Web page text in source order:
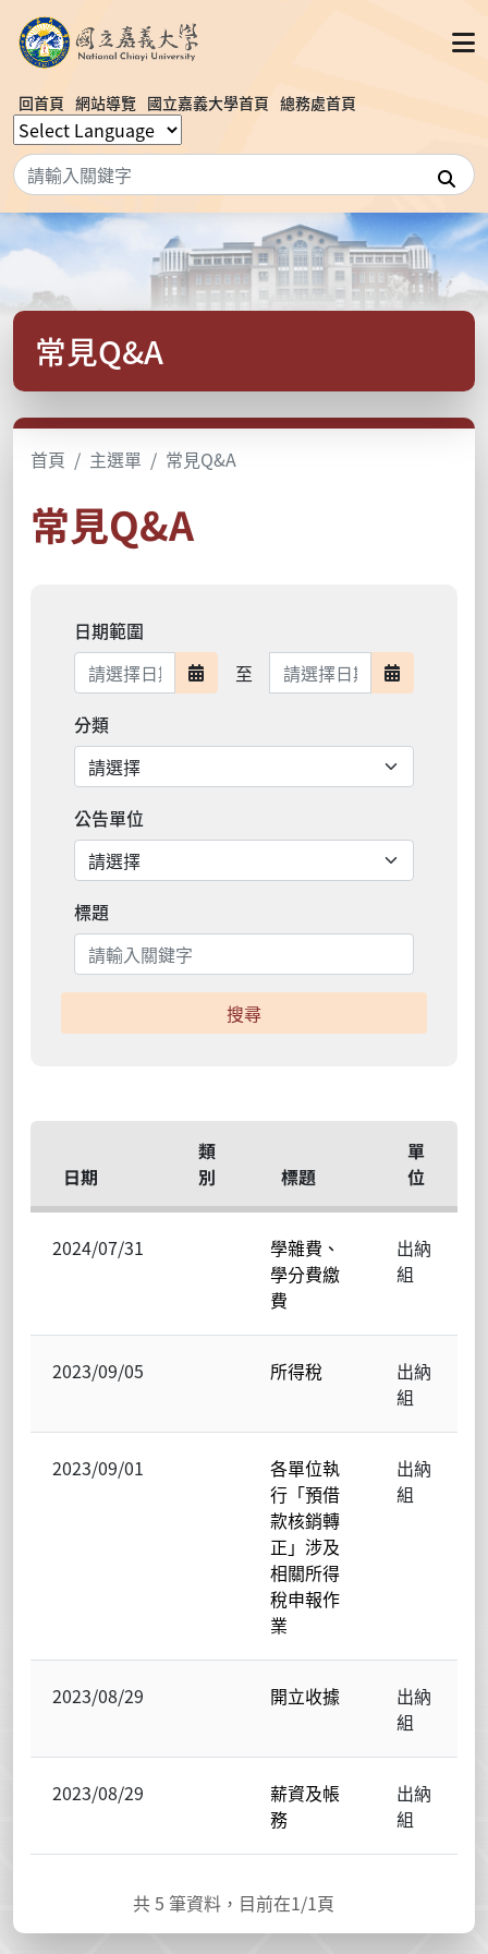
回首頁 網站導覽 國立嘉義大學首頁 總務處首頁
搜尋
常見Q&A
首頁 主選單 常見Q&A
常見Q&A
日期範圍
日期範圍開始
至 日期範圍結束 日期範圍
分類
公告單位
標題
搜尋
日期
類
別
標題
單
位
2024/07/31
學雜費、
學分費繳
費
出納
組
2023/09/05 所得稅
出納
組
2023/09/01
各單位執
行「預借
款核銷轉
正」涉及
相關所得
稅申報作
業
出納
組
2023/08/29 開立收據
出納
組
2023/08/29
薪資及帳
務
出納
組
共5 筆資料，目前在1/1頁